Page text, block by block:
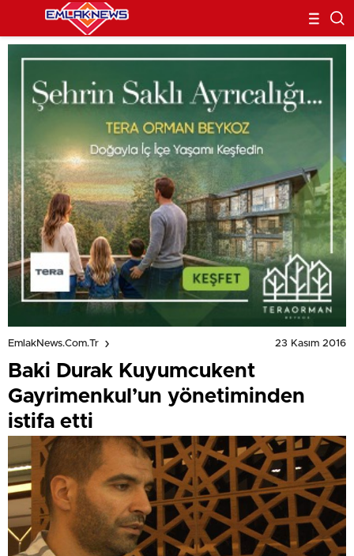
EmlakNews.com.tr 23 Kasım 2016
Baki Durak Kuyumcukent
Gayrimenkul’un yönetiminden
istifa etti